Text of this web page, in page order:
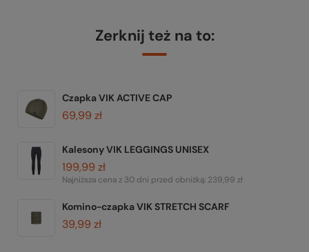
Zerknij też na to:
Czapka VIK ACTIVE CAP
69,99 zł
Kalesony VIK LEGGINGS UNISEX
199,99 zł
Najniższa cena z 30 dni przed obniżką: 239,99 zł
Komino-czapka VIK STRETCH SCARF
39,99 zł